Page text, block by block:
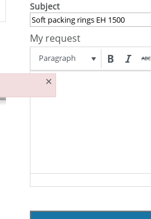
Subject
My request
Paragraph
×